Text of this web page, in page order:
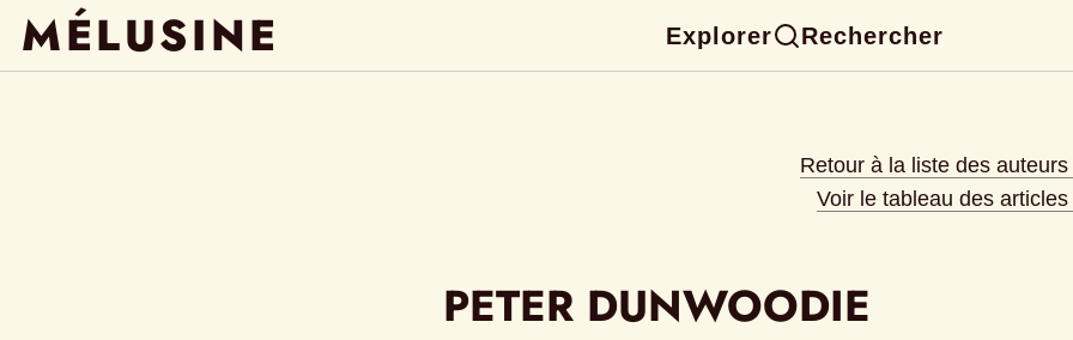
MÉLUSINE Explorer Rechercher
Retour à la liste des
Voir le tableau des
PETER DUNWOODIE